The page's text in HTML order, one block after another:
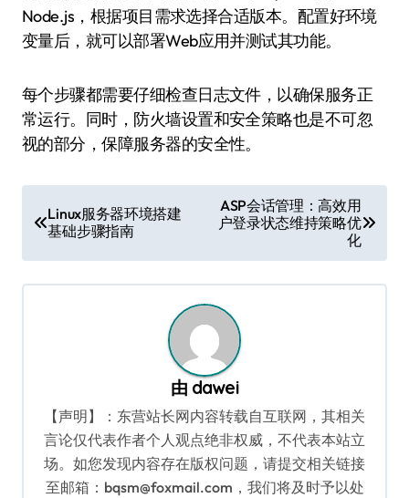
Node.js，根据项目需求选择合适版本。配置好环境
变量后，就可以部署Web应用并测试其功能。
每个步骤都需要仔细检查日志文件，以确保服务正
常运行。同时，防火墙设置和安全策略也是不可忽
视的部分，保障服务器的安全性。
章
导
航
Linux服务器环境搭建
基础步骤指南
ASP会话管理：高效用
户登录状态维持策略优
化
由 dawei
【声明】：东营站长网内容转载自互联网，其相关
言论仅代表作者个人观点绝非权威，不代表本站立
场。如您发现内容存在版权问题，请提交相关链接
至邮箱：bqsm@foxmail.com，我们将及时予以处